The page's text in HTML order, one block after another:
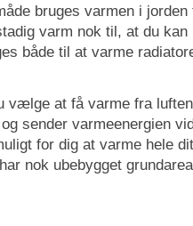
bruges varmen i
varm nok til, at du
både til at varme
vælge at få varme fra
sender varmeenergien
for dig at varme hele
nok ubebygget